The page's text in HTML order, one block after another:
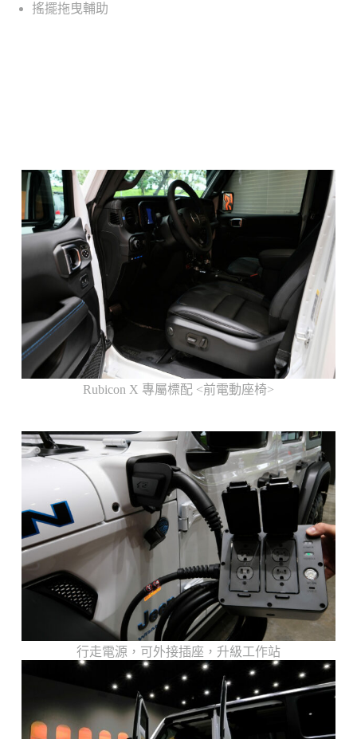
搖擺拖曳輔助
Rubicon X 專屬標配 <前電動座椅>
行走電源，可外接插座，升級工作站